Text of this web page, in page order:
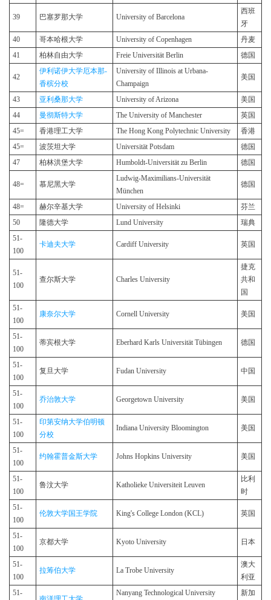
39 巴塞罗那大学 University of Barcelona
西班
牙
40
哥本哈根大学 University of Copenhagen
丹麦
41
柏林自由大学 Freie Universität Berlin 德国
42
伊利诺伊大学厄本那-
香槟分校
University of Illinois at Urbana-
Champaign
美国
43 亚利桑那大学 University of Arizona
美国
44
曼彻斯特大学 The University of Manchester
英国
45=
香港理工大学 The Hong Kong Polytechnic University
香港
45=
波茨坦大学 Universität Potsdam
德国
47
柏林洪堡大学 Humboldt-Universität zu Berlin 德国
48= 慕尼黑大学
Ludwig-Maximilians-Universität
München
德国
48= 赫尔辛基大学 University of Helsinki
芬兰
50
隆德大学 Lund University
瑞典
51-
100
卡迪夫大学 Cardiff University 英国
51-
100
查尔斯大学 Charles University
捷克
共和
国
51-
100
康奈尔大学 Cornell University 美国
51-
100
蒂宾根大学 Eberhard Karls Universität Tübingen 德国
51-
100
复旦大学 Fudan University 中国
51-
100
乔治敦大学 Georgetown University 美国
51-
100
印第安纳大学伯明顿
分校
Indiana University Bloomington 美国
51-
100
约翰霍普金斯大学 Johns Hopkins University 美国
51-
100
鲁汶大学 Katholieke Universiteit Leuven
比利
时
51-
100
伦敦大学国王学院 King's College London (KCL) 英国
51-
100
京都大学 Kyoto University 日本
51-
100
拉筹伯大学 La Trobe University
澳大
利亚
51-
Nanyang Technological University 新加